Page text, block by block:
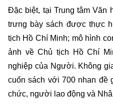
Đặc biệt, tại Trung tâm Văn
trưng bày sách được thực
tịch Hồ Chí Minh; mô hình
ảnh về Chủ tịch Hồ Chí
nghiệp của Người. Không
cuốn sách với 700 nhan đề
chức, người lao động và